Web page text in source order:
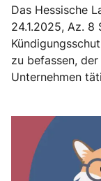
Das Hessische
24.1.2025, Az.
zu befassen,
Unternehmen